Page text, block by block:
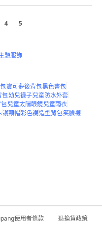
4 5
題服飾
寶可夢後背包黑色書包
包幼兒襪子兒童防水外套
兒童太陽眼鏡兒童雨衣
護頸帽彩色襪造型背包笑臉襪
使用者條款 退換貨政策